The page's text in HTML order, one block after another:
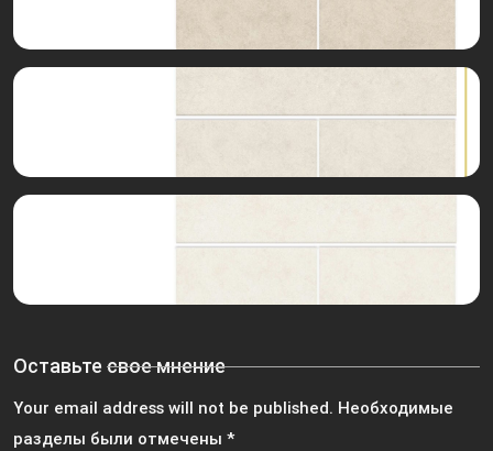
Оставьте свое мнение
Your email address will not be published. Необходимые
разделы были отмечены *